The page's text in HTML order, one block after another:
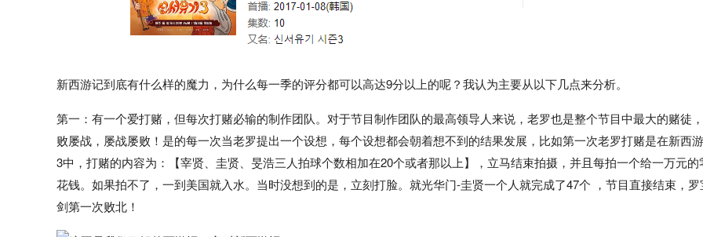
新西游记到底有什么样的魔力，为什么每一季的评分都可以高达9分以上的呢？我认为主要从以下几点来分析。
第一：有一个爱打赌，但每次打赌必输的制作团队。对于节目制作团队的最高领导人来说，老罗也是整个节目中最大的赌徒
败屡战，屡战屡败！是的每一次当老罗提出一个设想，每个设想都会朝着想不到的结果发展，比如第一次老罗打赌是在新西
3中，打赌的内容为：【宰贤、圭贤、旻浩三人拍球个数相加在20个或者那以上】，立马结束拍摄，并且每拍一个给一万元的
花钱。如果拍不了，一到美国就入水。当时没想到的是，立刻打脸。就光华门-圭贤一个人就完成了47个 ，节目直接结束，罗
剑第一次败北！